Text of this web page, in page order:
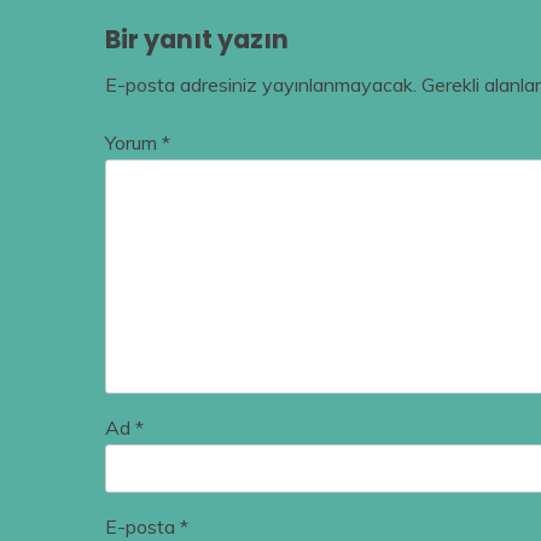
Bir yanıt yazın
E-posta adresiniz yayınlanmayacak. Gerekli alanlar
Yorum *
Ad *
E-posta *